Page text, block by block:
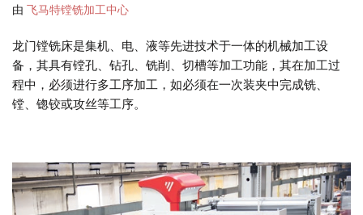
由 飞马特镗铣加工中心
龙门镗铣床是集机、电、液等先进技术于一体的机械加工设
备，其具有镗孔、钻孔、铣削、切槽等加工功能，其在加工过
程中，必须进行多工序加工，如必须在一次装夹中完成铣、
镗、锪铰或攻丝等工序。